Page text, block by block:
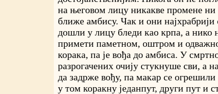
на његовом лицу никакве промене ни
ближе амбису. Чак и они најхрабрији
дошли у лицу бледи као крпа, а нико
примети паметном, оштром и
корака, па је вођа до амбиса. У
разрогачених очију стукнуше сви, а
да задрже вођу, па макар се
у том коракну једанпут, други пут и